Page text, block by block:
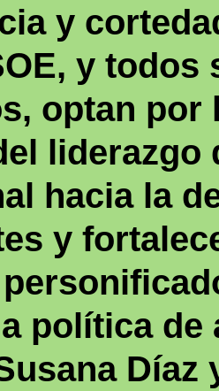
y
y
optan por
liderazgo
hacia la
y
política de
Díaz